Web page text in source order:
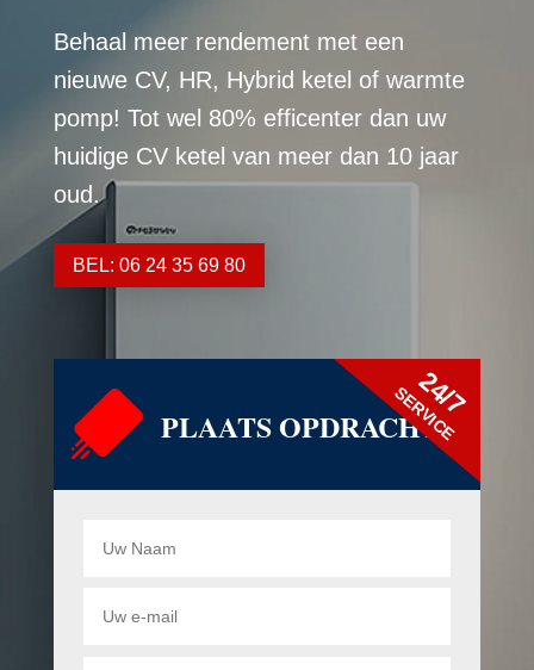
Behaal meer rendement met een
nieuwe CV, HR, Hybrid ketel of warmte
pomp! Tot wel 80% efficenter dan uw
huidige CV ketel van meer dan 10 jaar
oud.
BEL: 06 24 35 69 80
PLAATS OPDRACHT
24/7
SERVICE